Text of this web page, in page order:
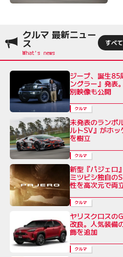
クルマ 最新ニュー
ス すべ
ジープ、誕生85
ングラー』発表
別映像も公開
クルマ
未発表のランボ
ルトSV』がホ
を樹立
クルマ
新型『パジェロ
ミツビシ独自の
性を高次元で両
クルマ
ヤリスクロスの
改良。人気装備
飾を追加
クルマ